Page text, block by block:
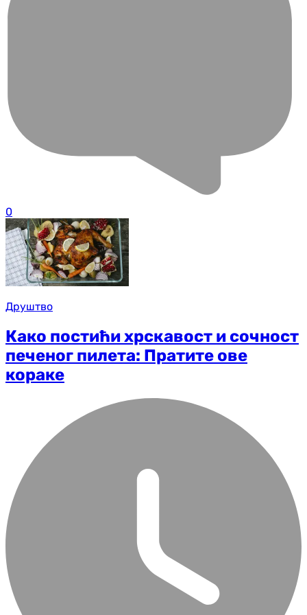
0
Друштво
Како постићи хрскавост и сочност
печеног пилета: Пратите ове
кораке